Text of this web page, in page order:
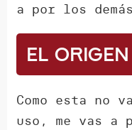
a por los
El origen
Como esta no
uso, me vas a